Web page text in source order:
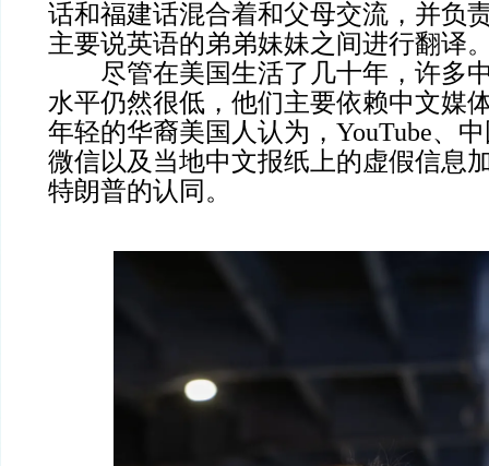
话和福建话混合着和父母交流，并负
主要说英语的弟弟妹妹之间进行翻译
尽管在美国生活了几十年，许多
水平仍然很低，他们主要依赖中文媒
年轻的华裔美国人认为，YouTube、
微信以及当地中文报纸上的虚假信息
特朗普的认同。